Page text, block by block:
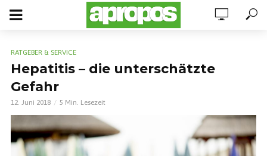
RATGEBER & SERVICE
Hepatitis – die unterschätzte
Gefahr
12. Juni 2018 5 Min. Lesezeit